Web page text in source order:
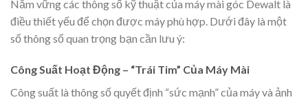
Nắm vững các thông số kỹ thuật của máy mài góc Dewalt là
điều thiết yếu để chọn được máy phù hợp. Dưới đây là một
số thông số quan trọng bạn cần lưu ý:
Công Suất Hoạt Động – “Trái Tim” Của Máy Mài
Công suất là thông số quyết định “sức mạnh” của máy và ảnh